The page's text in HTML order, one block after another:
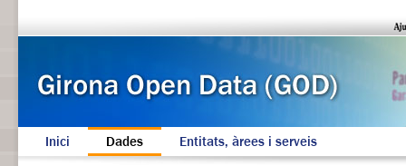
Inici Dades Entitats, àrees i serveis